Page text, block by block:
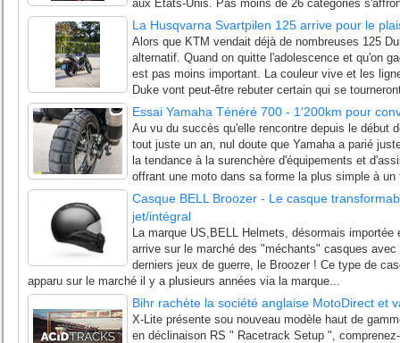
aux Etats-Unis. Pas moins de 26 catégories
La Husqvarna Svartpilen 125 arrive pour le
Alors que KTM vendait déjà de nombreuses 125
alternatif. Quand on quitte l'adolescence et qu'on
est pas moins important. La couleur vive et les
Duke vont peut-être rebuter certain qui se
Essai Yamaha Ténéré 700 - 1'200km pour
Au vu du succès qu'elle rencontre depuis le début
tout juste un an, nul doute que Yamaha a parié
la tendance à la surenchère d'équipements et
offrant une moto dans sa forme la plus simple à un
Casque BELL Broozer - Le casque
jet/intégral
La marque US,BELL Helmets, désormais importée
arrive sur le marché des "méchants" casques
derniers jeux de guerre, le Broozer ! Ce type de
apparu sur le marché il y a plusieurs années via la marque...
Bihr rachète la société anglaise MotoDirect et
X-Lite présente sou nouveau modèle haut de
en déclinaison RS " Racetrack Setup ",